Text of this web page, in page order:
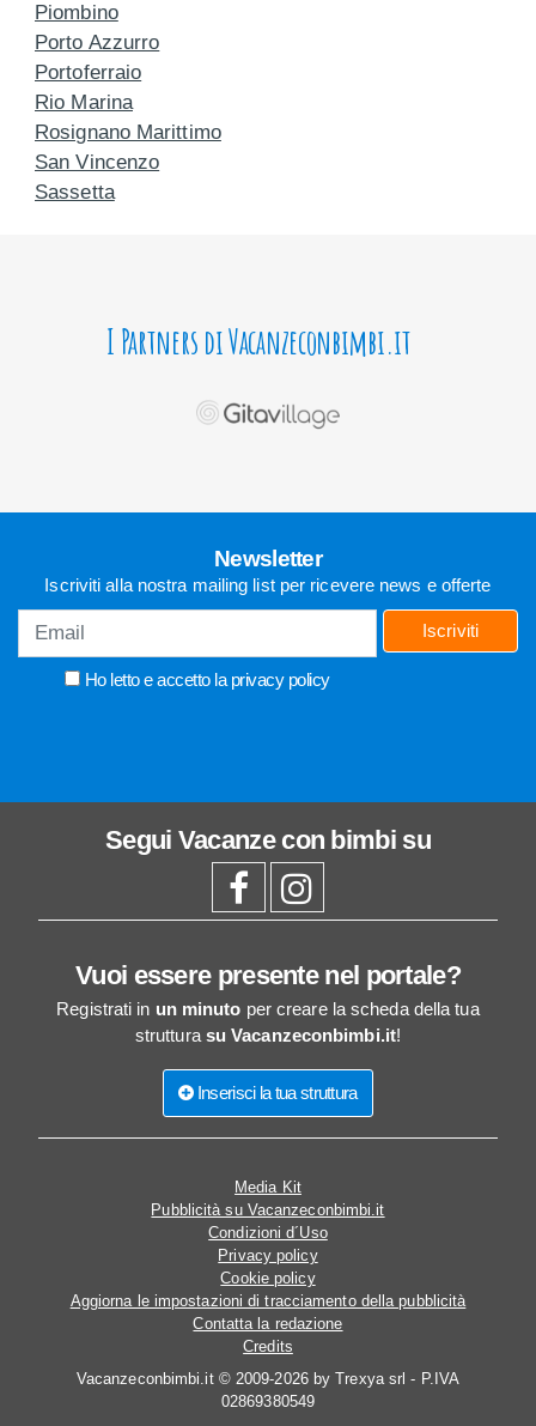
Piombino
Porto Azzurro
Portoferraio
Rio Marina
Rosignano Marittimo
San Vincenzo
Sassetta
I Partners di Vacanzeconbimbi.it
Newsletter
Iscriviti alla nostra mailing list per ricevere news e offerte
Ho letto e accetto la privacy policy
Iscriviti
Segui Vacanze con bimbi su
Vuoi essere presente nel portale?
Registrati in un minuto per creare la scheda della tua
struttura su Vacanzeconbimbi.it!
Inserisci la tua struttura
Media Kit
Pubblicità su Vacanzeconbimbi.it
Condizioni d´Uso
Privacy policy
Cookie policy
Aggiorna le impostazioni di tracciamento della pubblicità
Contatta la redazione
Credits
Vacanzeconbimbi.it © 2009-2026 by Trexya srl - P.IVA
02869380549